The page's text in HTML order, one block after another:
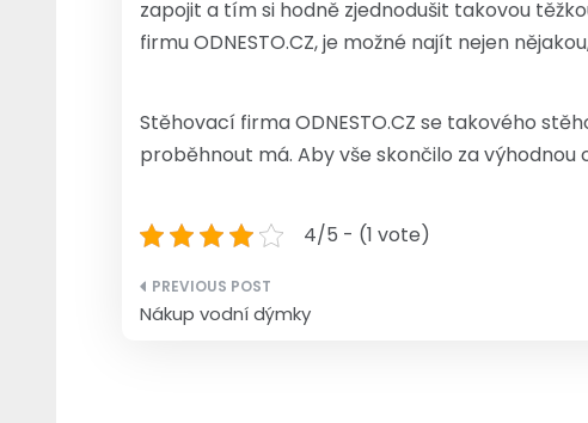
zapojit a tím si hodně zjednodušit takovou
firmu ODNESTO.CZ, je možné najít nejen
Stěhovací firma ODNESTO.CZ se takového
proběhnout má. Aby vše skončilo za výhodnou
4/5 - (1 vote)
Navigace
pro
Nákup vodní dýmky